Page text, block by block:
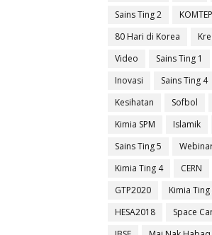
Sains Ting 2
80 Hari di Korea
Video
Sains Ting 1
Inovasi
Sains Ting 4
Kesihatan
Sofbol
Kimia SPM
Islamik
Sains Ting 5
Kimia Ting 4
CERN
GTP2020
Kimia Ting
HESA2018
Space